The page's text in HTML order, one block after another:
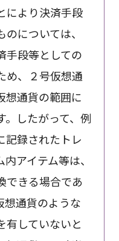
により決済手段
については、
手段等としての
め、２号仮想通
想通貨の範囲に
。したがって、例
記録されたトレ
アイテム等は、
できる場合であ
想通貨のような
有していないと